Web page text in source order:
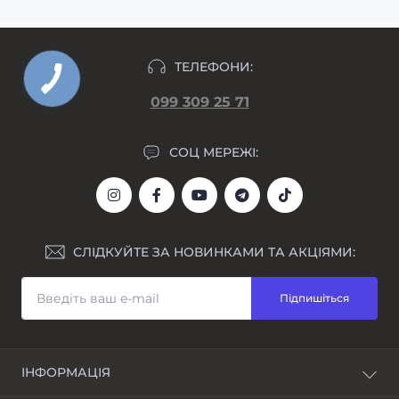
ТЕЛЕФОНИ:
099 309 25 71
СОЦ МЕРЕЖІ:
СЛІДКУЙТЕ ЗА НОВИНКАМИ ТА АКЦІЯМИ:
Підпишіться
ІНФОРМАЦІЯ